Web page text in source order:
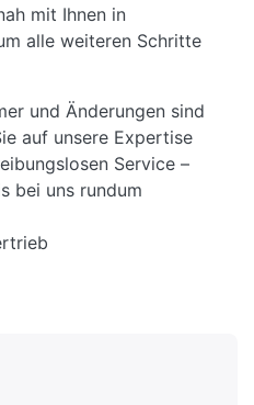
mit Ihnen in
alle weiteren Schritte
und Änderungen sind
auf unsere Expertise
Service –
bei uns rundum